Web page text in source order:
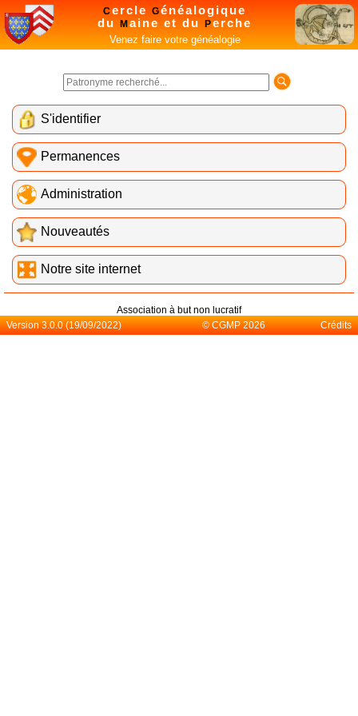
Cercle Généalogique
du
M aine et du Perche
Venez faire votre généalogie
S'identifier
Permanences
Administration
Nouveautés
Notre site internet
Association à but non lucratif
Version 3.0.0 (19/09/2022)
© CGMP 2026 Crédits